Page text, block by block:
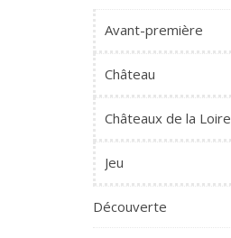
Avant-première
Château
Châteaux de la Loire
Jeu
Découverte